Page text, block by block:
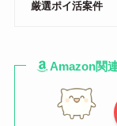
厳選ポイ活案件
Amazon関